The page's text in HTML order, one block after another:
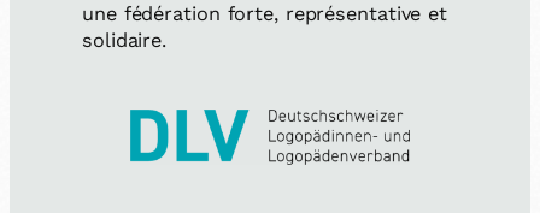
une fédération forte, représentative et
solidaire.